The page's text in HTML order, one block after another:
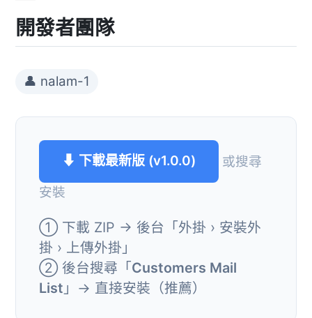
開發者團隊
👤 nalam-1
⬇ 下載最新版 (v1.0.0)
或搜尋
安裝
① 下載 ZIP → 後台「外掛 › 安裝外
掛 › 上傳外掛」
② 後台搜尋「Customers Mail
List 」→ 直接安裝（推薦）